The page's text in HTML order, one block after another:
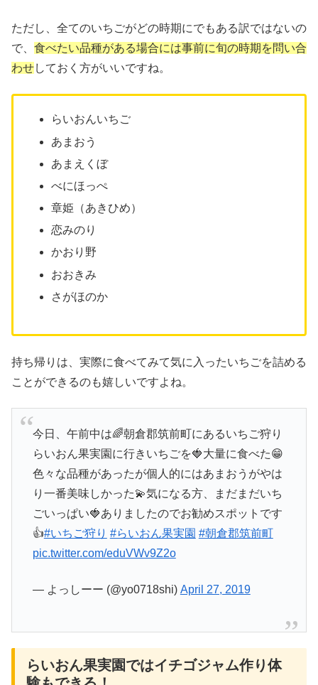
ただし、全てのいちごがどの時期にでもある訳ではないの
で、 食べたい品種がある場合には事前に旬の時期を問い合
わせしておく方がいいですね。
らいおんいちご
あまおう
あまえくぼ
べにほっぺ
章姫（あきひめ）
恋みのり
かおり野
おおきみ
さがほのか
持ち帰りは、実際に食べてみて気に入ったいちごを詰める
ことができるのも嬉しいですよね。
今日、午前中は🌈朝倉郡筑前町にあるいちご狩り
らいおん果実園に行きいちごを🍓大量に食べた😁
色々な品種があったが個人的にはあまおうがやは
り一番美味しかった💫気になる方、まだまだいち
ごいっぱい🍓ありましたのでお勧めスポットです
👍#いちご狩り #らいおん果実園 #朝倉郡筑前町
pic.twitter.com/eduVWv9Z2o
— よっしーー (@yo0718shi) April 27, 2019
らいおん果実園ではイチゴジャム作り体